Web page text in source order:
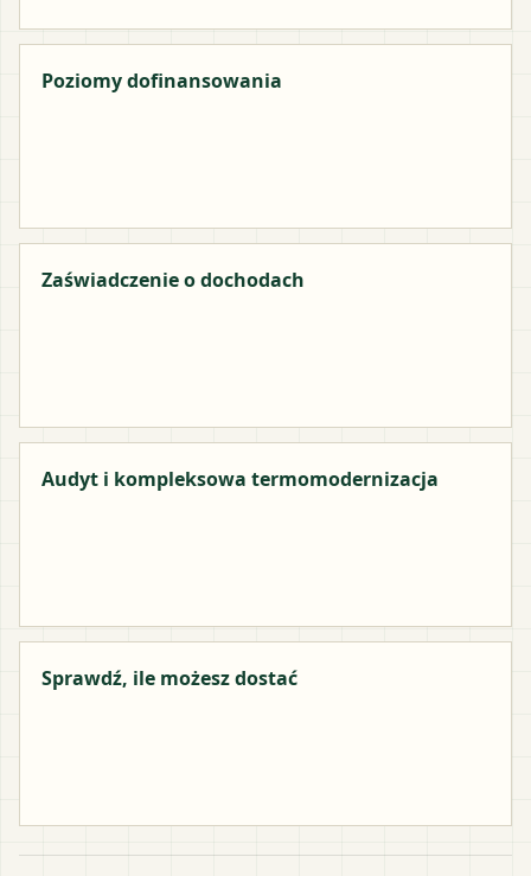
Poziomy dofinansowania
Zaświadczenie o dochodach
Audyt i kompleksowa termomodernizacja
Sprawdź, ile możesz dostać